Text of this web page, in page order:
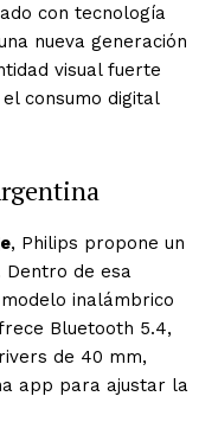
con tecnología
nueva generación
visual fuerte
consumo digital
, Philips propone un
Dentro de esa
inalámbrico
Bluetooth 5.4,
de 40 mm,
app para ajustar la